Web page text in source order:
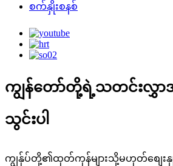
စက်နှိုးစနစ်
ကျွန်တော်တို့ရဲ့သတင်းလွှာ
သွင်းပါ
ကျွန်ုပ်တို့၏ထုတ်ကုန်များသို့မဟုတ်စျေးနှုန်